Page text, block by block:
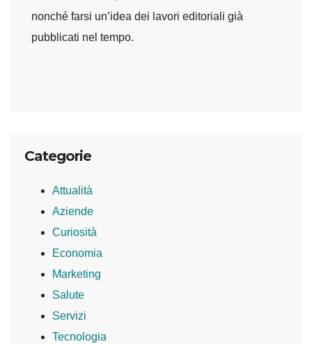
nonché farsi un’idea dei lavori editoriali già
pubblicati nel tempo.
Categorie
Attualità
Aziende
Curiosità
Economia
Marketing
Salute
Servizi
Tecnologia